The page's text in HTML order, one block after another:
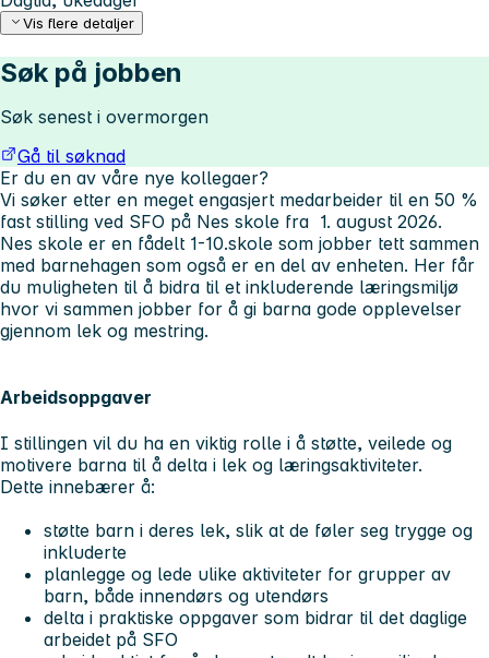
Vis flere detaljer
Søk på jobben
Søk senest i overmorgen
Gå til søknad
Er du en av våre nye kollegaer?
Vi søker etter en meget engasjert medarbeider til en 50 %
fast stilling ved SFO på Nes skole fra 1. august 2026.
Nes skole er en fådelt 1-10.skole som jobber tett sammen
med barnehagen som også er en del av enheten. Her får
du muligheten til å bidra til et inkluderende læringsmiljø
hvor vi sammen jobber for å gi barna gode opplevelser
gjennom lek og mestring.
Arbeidsoppgaver
I stillingen vil du ha en viktig rolle i å støtte, veilede og
motivere barna til å delta i lek og læringsaktiviteter.
Dette innebærer å:
støtte barn i deres lek, slik at de føler seg trygge og
inkluderte
planlegge og lede ulike aktiviteter for grupper av
barn, både innendørs og utendørs
delta i praktiske oppgaver som bidrar til det daglige
arbeidet på SFO